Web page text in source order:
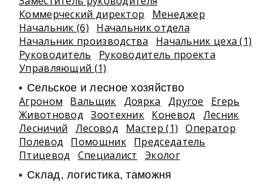
Коммерческий директор
Менеджер
Начальник (6)
Начальник отдела
Начальник производства
Начальник цеха (1)
Руководитель
Руководитель проекта
Управляющий (1)
Сельское и лесное хозяйство
Агроном Вальщик Доярка Другое
Егерь
Животновод
Зоотехник Коневод
Лесник
Лесничий
Лесовод Мастер (1)
Оператор
Полевод
Помощник Председатель
Птицевод
Специалист Эколог
Склад, логистика, таможня